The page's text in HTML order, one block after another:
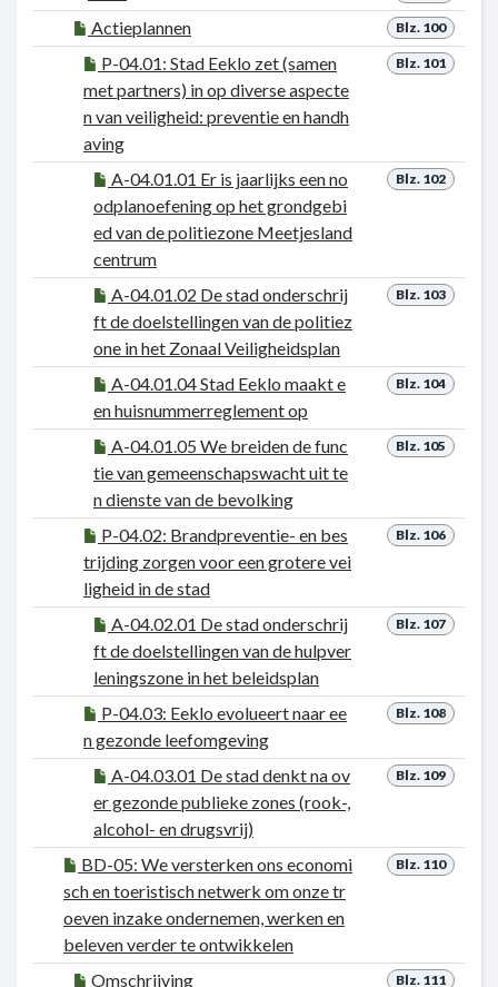
Blz. 100
Actieplannen
Blz. 101
P-04.01: Stad Eeklo zet (samen
met partners) in op diverse aspecte
n van veiligheid: preventie en handh
aving
Blz. 102
A-04.01.01 Er is jaarlijks een no
odplanoefening op het grondgebi
ed van de politiezone Meetjesland
centrum
Blz. 103
A-04.01.02 De stad onderschrij
ft de doelstellingen van de politiez
one in het Zonaal Veiligheidsplan
Blz. 104
A-04.01.04 Stad Eeklo maakt e
en huisnummerreglement op
Blz. 105
A-04.01.05 We breiden de func
tie van gemeenschapswacht uit te
n dienste van de bevolking
Blz. 106
P-04.02: Brandpreventie- en bes
trijding zorgen voor een grotere vei
ligheid in de stad
Blz. 107
A-04.02.01 De stad onderschrij
ft de doelstellingen van de hulpver
leningszone in het beleidsplan
Blz. 108
P-04.03: Eeklo evolueert naar ee
n gezonde leefomgeving
Blz. 109
A-04.03.01 De stad denkt na ov
er gezonde publieke zones (rook-,
alcohol- en drugsvrij)
Blz. 110
BD-05: We versterken ons economi
sch en toeristisch netwerk om onze tr
oeven inzake ondernemen, werken en
beleven verder te ontwikkelen
Blz. 111
Omschrijving